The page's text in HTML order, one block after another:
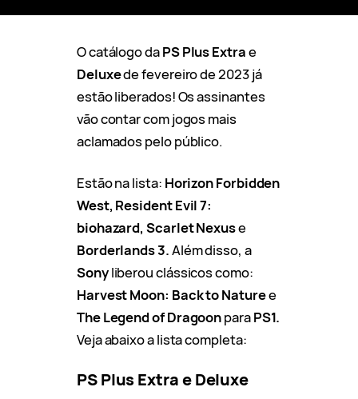
O catálogo daPS Plus Extrae
Deluxede fevereiro de 2023 já
estão liberados! Os assinantes
vão contar com jogos mais
aclamados pelo público.
Estão na lista: Horizon Forbidden
West, Resident Evil 7:
biohazard, Scarlet Nexuse
Borderlands 3.Além disso, a
Sonyliberou clássicos como:
Harvest Moon: Back to Naturee
The Legend of DragoonparaPS1.
Veja abaixo a lista completa:
PS Plus Extra e Deluxe